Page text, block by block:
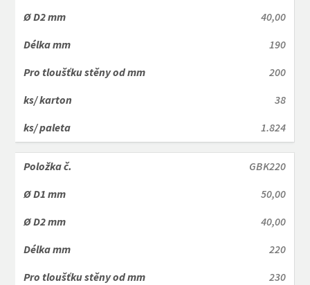
40,00
190
200
38
1.824
GBK220
50,00
40,00
220
230